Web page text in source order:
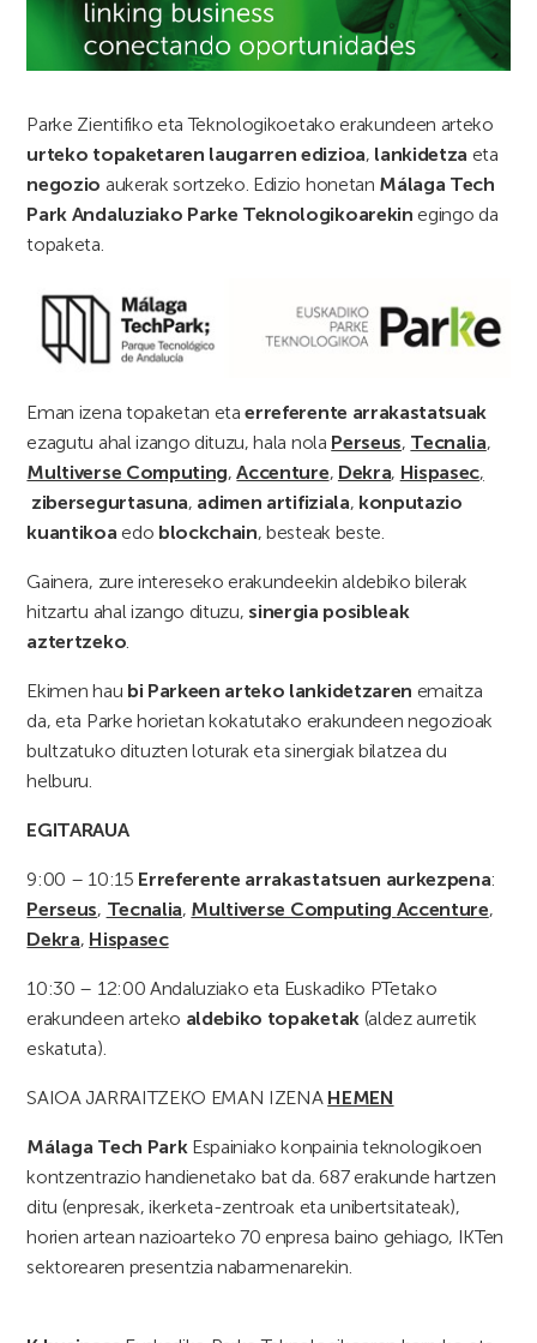
Parke Zientifiko eta Teknologikoetako erakundeen arteko
urteko topaketaren laugarren edizioa, lankidetza eta
negozio aukerak sortzeko. Edizio honetan Málaga Tech
Park Andaluziako Parke Teknologikoarekin egingo da
topaketa.
Eman izena topaketan etaerreferente arrakastatsuak
ezagutu ahal izango dituzu, hala nola Perseus, Tecnalia,
Multiverse Computing,Accenture, Dekra, Hispasec,
zibersegurtasuna, adimen artifiziala, konputazio
kuantikoa edo blockchain, besteak beste.
Gainera, zure intereseko erakundeekin aldebiko bilerak
hitzartu ahal izango dituzu, sinergia posibleak
aztertzeko
Ekimen hau bi Parkeen arteko lankidetzaren emaitza
da, eta Parke horietan kokatutako erakundeen negozioak
bultzatuko dituzten loturak eta sinergiak bilatzea du
helburu.
EGITARAUA
9:00 – 10:15 Erreferente arrakastatsuen aurkezpena:
Perseus, Tecnalia, Multiverse Computing Accenture,
Dekra, Hispasec
10:30 – 12:00 Andaluziako eta Euskadiko PTetako
erakundeen arteko aldebiko topaketak (aldez aurretik
eskatuta).
SAIOA JARRAITZEKO EMAN IZENA HEMEN
Málaga Tech Park Espainiako konpainia teknologikoen
kontzentrazio handienetako bat da. 687 erakunde hartzen
ditu (enpresak, ikerketa-zentroak eta unibertsitateak),
horien artean nazioarteko 70 enpresa baino gehiago, IKTen
sektorearen presentzia nabarmenarekin.